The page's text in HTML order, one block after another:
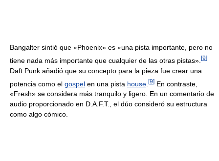
Bangalter sintió que «Phoenix» es «una pista importante, pero no
tiene nada más importante que cualquier de las otras pistas». [9]
Daft Punk añadió que su concepto para la pieza fue crear una
potencia como el gospel en una pista house [9] En contraste,
«Fresh» se considera más tranquilo y ligero. En un comentario de
audio proporcionado en D.A.F.T., el dúo consideró su estructura
como algo cómico.